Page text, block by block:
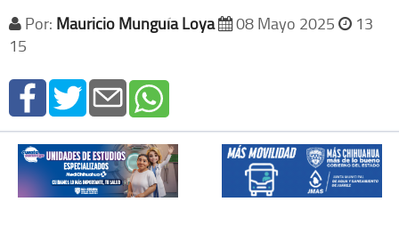
Por: Mauricio Munguía Loya 08 Mayo 2025
13
15